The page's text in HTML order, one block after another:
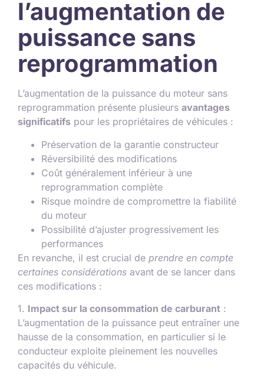
l’augmentation de
puissance sans
reprogrammation
L’augmentation de la puissance du moteur sans
reprogrammation présente plusieurs avantages
significatifs pour les propriétaires de véhicules :
Préservation de la garantie constructeur
Réversibilité des modifications
Coût généralement inférieur à une
reprogrammation complète
Risque moindre de compromettre la fiabilité
du moteur
Possibilité d’ajuster progressivement les
performances
En revanche, il est crucial de prendre en compte
certaines considérations avant de se lancer dans
ces modifications :
1. Impact sur la consommation de carburant :
L’augmentation de la puissance peut entraîner une
hausse de la consommation, en particulier si le
conducteur exploite pleinement les nouvelles
capacités du véhicule.